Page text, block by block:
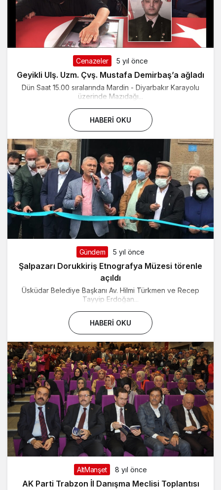
Cenazeler 5 yıl önce
Geyikli Ulş. Uzm. Çvş. Mustafa Demirbaş’a ağladı
Dün Saat 15.00 sıralarında Mardin - Diyarbakır Karayolu
üzerinde Mazıdağı...
HABERI OKU
Gündem 5 yıl önce
Şalpazarı Dorukkiriş Etnografya Müzesi törenle
açıldı
Üsküdar Belediye Başkanı Av. Hilmi Türkmen ve Recep
Tayyip Erdoğan...
HABERI OKU
AltManşet 8 yıl önce
AK Parti Trabzon İl Danışma Meclisi Toplantısı